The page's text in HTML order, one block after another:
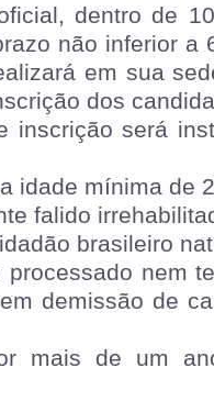
dentro de
não inferior a
em sua
dos
inscrição será
idade mínima de
falido
brasileiro
nem
demissão de
mais de um